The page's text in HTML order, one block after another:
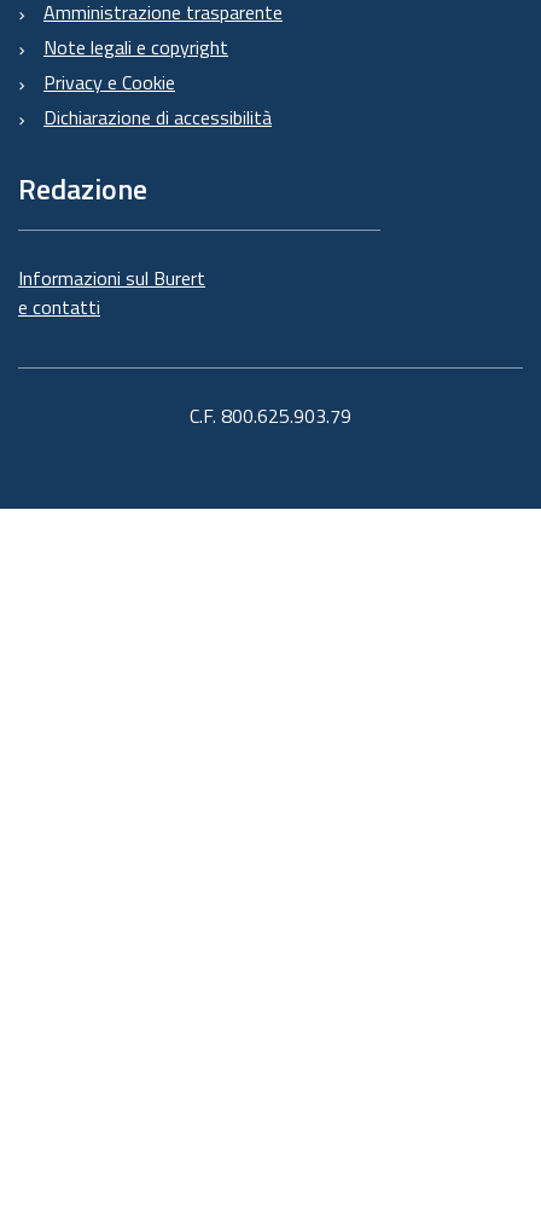
Amministrazione trasparente
Note legali e copyright
Privacy e Cookie
Dichiarazione di accessibilità
Redazione
Informazioni sul Burert
e contatti
C.F. 800.625.903.79